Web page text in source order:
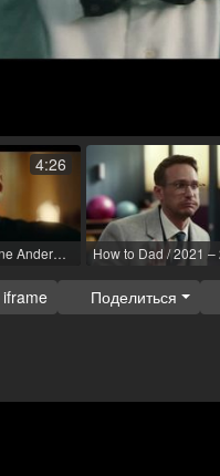
Kleo / 2021 / R: Viviane Andereggen / Netflix
4:26
iframe Поделиться